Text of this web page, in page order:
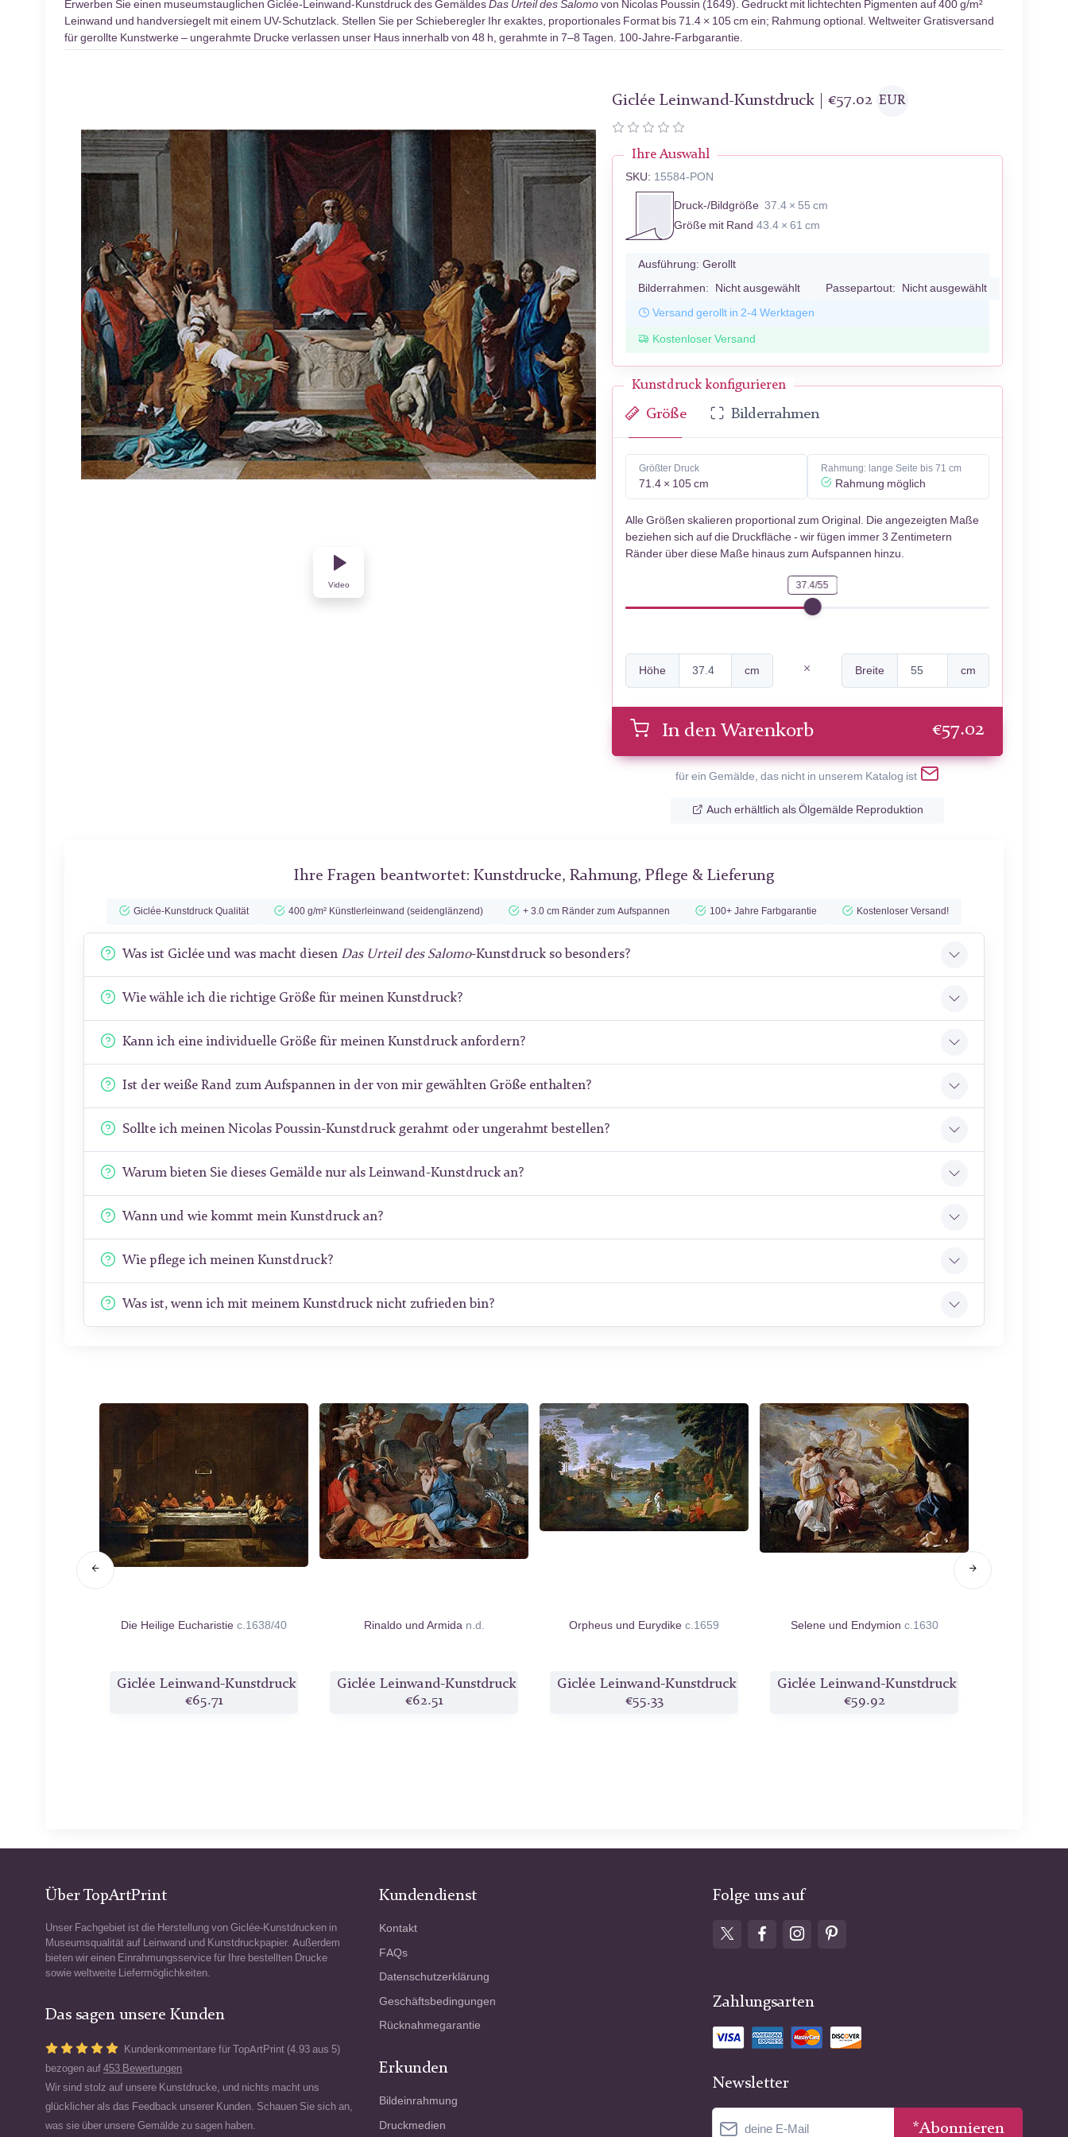
Erwerben Sie einen museumstauglichen Giclée-Leinwand-Kunstdruck des GemäldesDas Urteil des Salomovon Nicolas Poussin (1649). Gedruckt mit lichtechten Pigmenten auf 400 g/m²
Leinwand und handversiegelt mit einem UV-Schutzlack. Stellen Sie per Schieberegler Ihr exaktes, proportionales Format bis 71.4 × 105 cm ein; Rahmung optional. Weltweiter Gratisversand
für gerollte Kunstwerke – ungerahmte Drucke verlassen unser Haus innerhalb von 48 h, gerahmte in 7–8 Tagen. 100-Jahre-Farbgarantie.
Video
Giclée Leinwand-Kunstdruck |€57.02 EUR
Ihre Auswahl
SKU: 15584-PON
Druck-/Bildgröße 37.4 × 55 cm
Größe mit Rand 43.4 × 61 cm
Ausführung: Gerollt
Bilderrahmen: Nicht ausgewählt Passepartout: Nicht ausgewählt
Versand gerollt in 2-4 Werktagen
Kostenloser Versand
Kunstdruck konfigurieren
Größe Bilderrahmen
Größter Druck
71.4 × 105 cm
Rahmung: lange Seite bis 71 cm
Rahmung möglich
Alle Größen skalieren proportional zum Original. Die angezeigten Maße
beziehen sich auf die Druckfläche - wir fügen immer 3 Zentimetern
Ränder über diese Maße hinaus zum Aufspannen hinzu.
37.4/55
Höhe cm Breite cm
In den Warenkorb €57.02
für ein Gemälde, das nicht in unserem Katalog ist
Auch erhältlich als Ölgemälde Reproduktion
Ihre Fragen beantwortet: Kunstdrucke, Rahmung, Pflege & Lieferung
Giclée-Kunstdruck Qualität 400 g/m² Künstlerleinwand (seidenglänzend) + 3.0 cm Ränder zum Aufspannen 100+ Jahre Farbgarantie Kostenloser Versand!
Was ist Giclée und was macht diesen Das Urteil des Salomo-Kunstdruck so besonders?
Wie wähle ich die richtige Größe für meinen Kunstdruck?
Kann ich eine individuelle Größe für meinen Kunstdruck anfordern?
Ist der weiße Rand zum Aufspannen in der von mir gewählten Größe enthalten?
Sollte ich meinen Nicolas Poussin-Kunstdruck gerahmt oder ungerahmt bestellen?
Warum bieten Sie dieses Gemälde nur als Leinwand-Kunstdruck an?
Wann und wie kommt mein Kunstdruck an?
Wie pflege ich meinen Kunstdruck?
Was ist, wenn ich mit meinem Kunstdruck nicht zufrieden bin?
Die Heilige Eucharistie c.1638/40
Giclée Leinwand-Kunstdruck
€65.71
Rinaldo und Armida n.d.
Giclée Leinwand-Kunstdruck
€62.51
Orpheus und Eurydike c.1659
Giclée Leinwand-Kunstdruck
€55.33
Selene und Endymion c.1630
Giclée Leinwand-Kunstdruck
€59.92
Über TopArtPrint
Unser Fachgebiet ist die Herstellung von Giclée-Kunstdrucken in
Museumsqualität auf Leinwand und Kunstdruckpapier. Außerdem
bieten wir einen Einrahmungsservice für Ihre bestellten Drucke
sowie weltweite Liefermöglichkeiten.
Das sagen unsere Kunden
Kundenkommentare für TopArtPrint (4.93 aus 5)
bezogen auf 453 Bewertungen
Wir sind stolz auf unsere Kunstdrucke, und nichts macht uns
glücklicher als das Feedback unserer Kunden. Schauen Sie sich an,
was sie über unsere Gemälde zu sagen haben.
Kundendienst
Kontakt
FAQs
Datenschutzerklärung
Geschäftsbedingungen
Rücknahmegarantie
Erkunden
Bildeinrahmung
Druckmedien
Folge uns auf
Zahlungsarten
Newsletter
*Abonnieren